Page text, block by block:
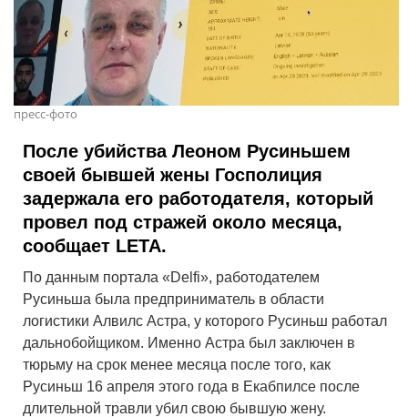
пресс-фото
После убийства Леоном Русиньшем
своей бывшей жены Госполиция
задержала его работодателя, который
провел под стражей около месяца,
сообщает LETA.
По данным портала «Delfi», работодателем
Русиньша была предприниматель в области
логистики Алвилс Астра, у которого Русиньш работал
дальнобойщиком. Именно Астра был заключен в
тюрьму на срок менее месяца после того, как
Русиньш 16 апреля этого года в Екабпилсе после
длительной травли убил свою бывшую жену.